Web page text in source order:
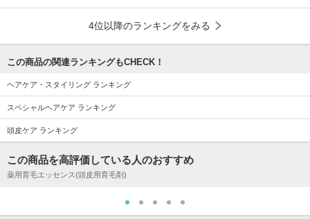
4位以降のランキングをみる
この商品の関連ランキングもCHECK！
ヘアケア・スタイリング ランキング
スペシャルヘアケア ランキング
頭皮ケア ランキング
この商品を高評価している人のおすすめ
薬用育毛エッセンス(頭皮用育毛剤)